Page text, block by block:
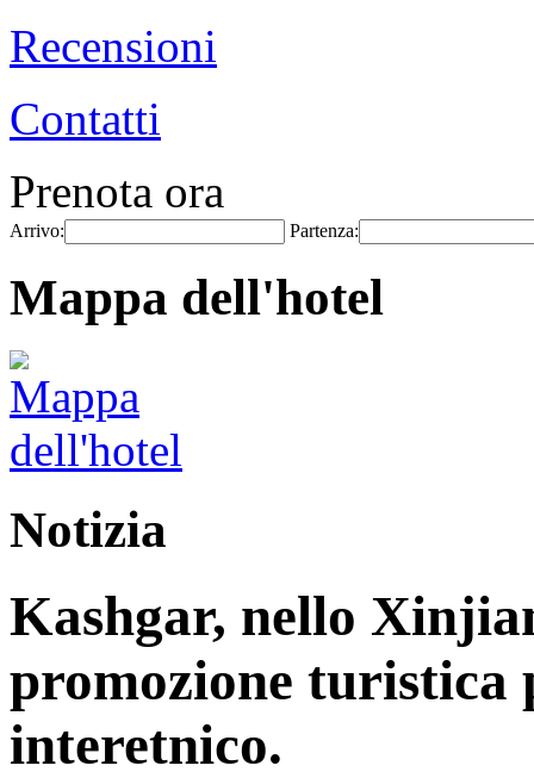
Recensioni
Contatti
Prenota ora
Arrivo: Partenza:
Mappa dell'hotel
Notizia
Kashgar, nello
promozione turistica
interetnico.